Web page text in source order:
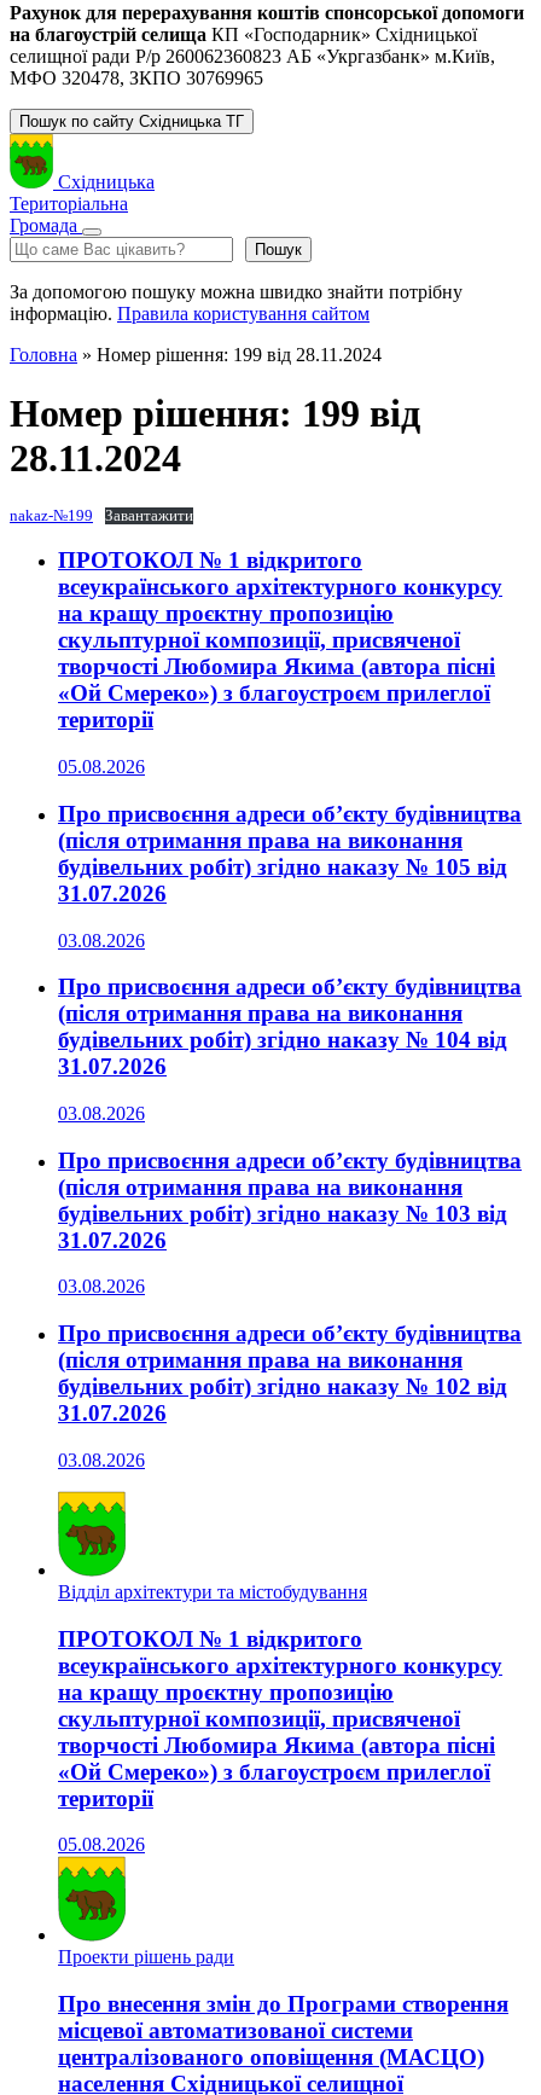
Рахунок для перерахування коштів спонсорської допомоги
на благоустрій селища КП «Господарник» Східницької
селищної ради Р/р 260062360823 АБ «Укргазбанк» м.Київ,
МФО 320478, ЗКПО 30769965
Пошук по сайту Східницька ТГ
Східницька
Територіальна
Громада
Пошук
Пошук
За допомогою пошуку можна швидко знайти потрібну
інформацію. Правила користування сайтом
Головна » Номер рішення: 199 від 28.11.2024
Номер рішення: 199 від
28.11.2024
nakaz-№199 Завантажити
ПРОТОКОЛ № 1 відкритого
всеукраїнського архітектурного конкурсу
на кращу проєктну пропозицію
скульптурної композиції, присвяченої
творчості Любомира Якима (автора пісні
«Ой Смереко») з благоустроєм прилеглої
території
05.08.2026
Про присвоєння адреси об’єкту будівництва
(після отримання права на виконання
будівельних робіт) згідно наказу № 105 від
31.07.2026
03.08.2026
Про присвоєння адреси об’єкту будівництва
(після отримання права на виконання
будівельних робіт) згідно наказу № 104 від
31.07.2026
03.08.2026
Про присвоєння адреси об’єкту будівництва
(після отримання права на виконання
будівельних робіт) згідно наказу № 103 від
31.07.2026
03.08.2026
Про присвоєння адреси об’єкту будівництва
(після отримання права на виконання
будівельних робіт) згідно наказу № 102 від
31.07.2026
03.08.2026
Відділ архітектури та містобудування
ПРОТОКОЛ № 1 відкритого
всеукраїнського архітектурного конкурсу
на кращу проєктну пропозицію
скульптурної композиції, присвяченої
творчості Любомира Якима (автора пісні
«Ой Смереко») з благоустроєм прилеглої
території
05.08.2026
Проекти рішень ради
Про внесення змін до Програми створення
місцевої автоматизованої системи
централізованого оповіщення (МАСЦО)
населення Східницької селищної